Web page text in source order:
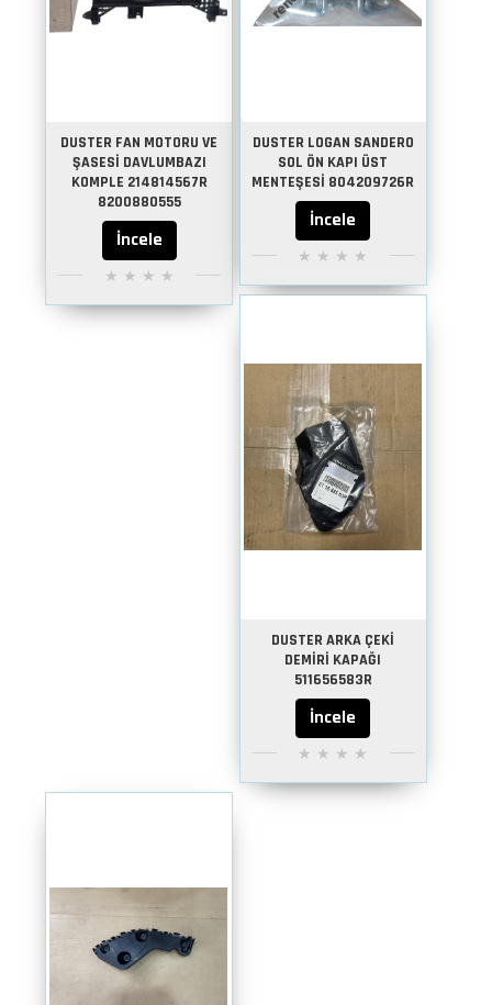
DUSTER FAN MOTORU VE
ŞASESİ DAVLUMBAZI
KOMPLE 214814567R
8200880555
İncele
DUSTER LOGAN SANDERO
SOL ÖN KAPI ÜST
MENTEŞESİ 804209726R
İncele
DUSTER ARKA ÇEKİ
DEMİRİ KAPAĞI
511656583R
İncele